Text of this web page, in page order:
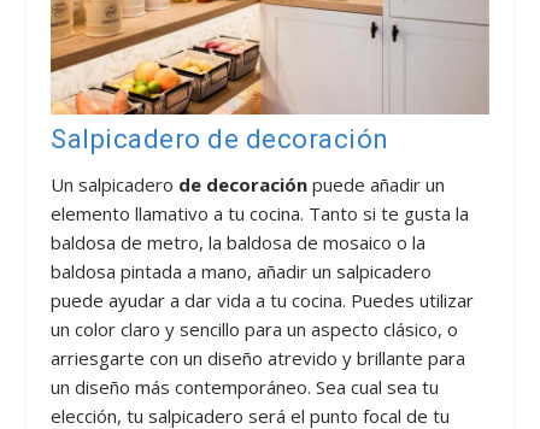
Salpicadero de decoración
Un salpicadero de decoración puede añadir un
elemento llamativo a tu cocina. Tanto si te gusta la
baldosa de metro, la baldosa de mosaico o la
baldosa pintada a mano, añadir un salpicadero
puede ayudar a dar vida a tu cocina. Puedes utilizar
un color claro y sencillo para un aspecto clásico, o
arriesgarte con un diseño atrevido y brillante para
un diseño más contemporáneo. Sea cual sea tu
elección, tu salpicadero será el punto focal de tu